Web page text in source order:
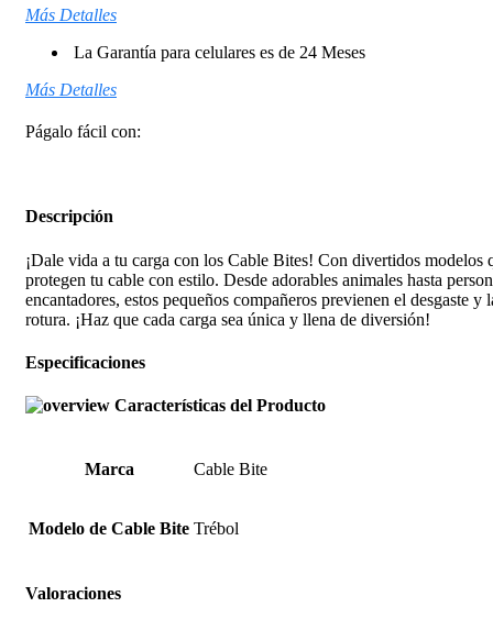
Más Detalles
La Garantía para celulares es de 24 Meses
Más Detalles
Págalo fácil con:
Descripción
¡Dale vida a tu carga con los Cable Bites! Con divertidos modelos
protegen tu cable con estilo. Desde adorables animales hasta
encantadores, estos pequeños compañeros previenen el desgaste y
rotura. ¡Haz que cada carga sea única y llena de diversión!
Especificaciones
Características del Producto
Marca Cable Bite
Modelo de Cable Bite Trébol
Valoraciones